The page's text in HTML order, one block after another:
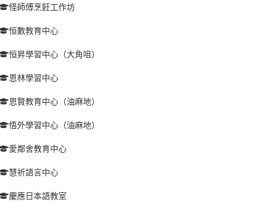
怪師傅烹飪工作坊
恒數教育中心
恒昇學習中心（大角咀）
恩林學習中心
恩賢教育中心（油麻地）
悟外學習中心（油麻地）
愛鄰舍教育中心
慧祈語言中心
慶應日本語教室